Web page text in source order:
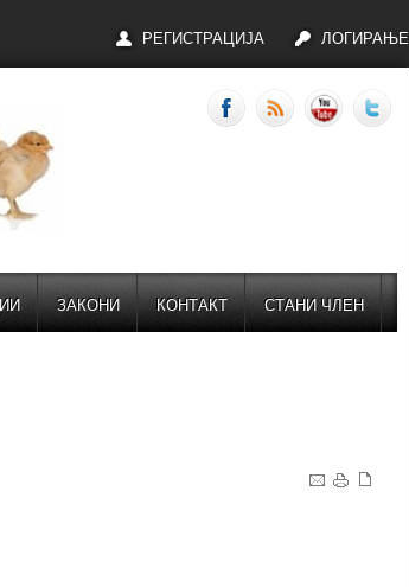
ЛОГИРАЊЕ
РЕГИСТРАЦИЈА
ЗАКОНИ КОНТАКТ СТАНИ ЧЛЕН